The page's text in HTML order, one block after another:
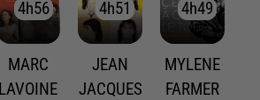
4h56
4h56
MARC
LAVOINE
4h51
4h51
JEAN
JACQUES
4h49
4h49
MYLENE
FARMER